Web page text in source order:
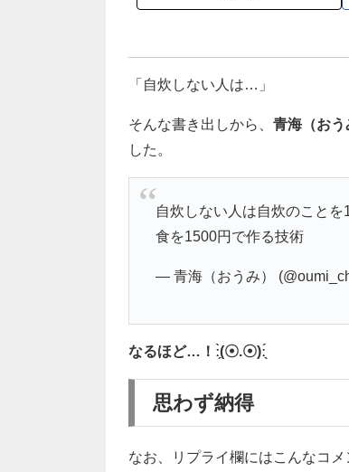
「自炊しない人は…」
そんな書き出しから、 青海（おう
した。
自炊しない人は自炊のこと
食を1500円で作る技術
— 青海（おうみ）
なるほど…！ː̗̀(☉.☉)ː̖́
思わず納得
なお、リプライ欄にはこんなコメ